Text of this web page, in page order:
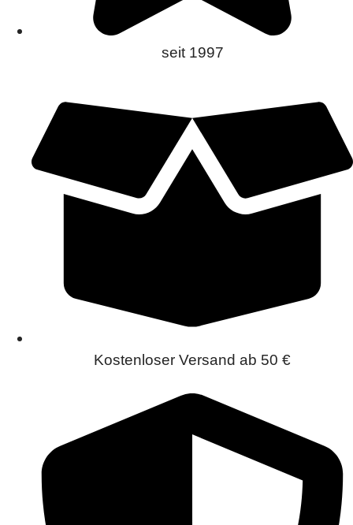
seit 1997
Kostenloser Versand ab 50 €